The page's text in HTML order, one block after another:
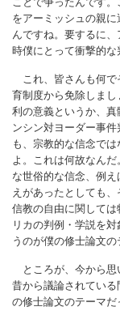
ことで争ったんです
をアーミッシュの親
んですね。要するに
時僕にとって衝撃的な
これ、皆さんも何で
育制度から免除しま
利の意義というか、
ンシン対ヨーダー事
も、宗教的な信念で
よ。これは何故なん
な世俗的な信念、例
えがあったとしても
信教の自由に関して
リカの判例・学説を
うのが僕の修士論文の
ところが、今から思
昔から議論されてい
の修士論文のテーマ